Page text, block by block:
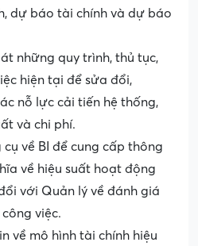
dự báo tài chính và dự báo
những quy trình, thủ tục,
hiện tại để sửa đổi,
nỗ lực cải tiến hệ thống,
và chi phí.
về BI để cung cấp thông
về hiệu suất hoạt động
với Quản lý về đánh giá
việc.
về mô hình tài chính hiệu